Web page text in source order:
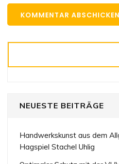
NEUESTE BEITRÄGE
Handwerkskunst aus dem
Hagspiel Stachel Uhlig